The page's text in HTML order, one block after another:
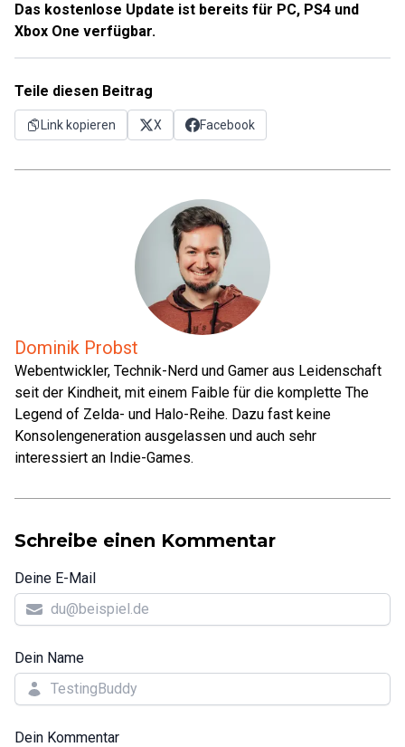
Das kostenlose Update ist bereits für PC, PS4 und
Xbox One verfügbar.
Teile diesen Beitrag
Link kopieren X Facebook
Dominik Probst
Webentwickler, Technik-Nerd und Gamer aus Leidenschaft
seit der Kindheit, mit einem Faible für die komplette The
Legend of Zelda- und Halo-Reihe. Dazu fast keine
Konsolengeneration ausgelassen und auch sehr
interessiert an Indie-Games.
Schreibe einen Kommentar
Deine E-Mail
Dein Name
Dein Kommentar